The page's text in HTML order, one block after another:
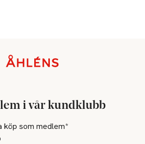
i vår kundklubb
köp som medlem*